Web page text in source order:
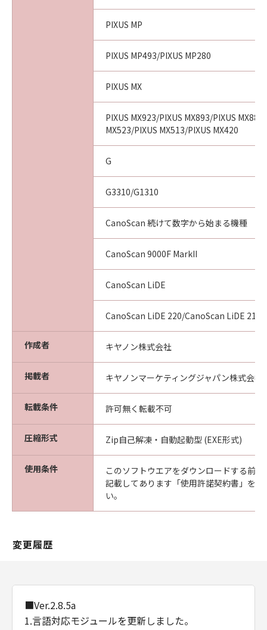
PIXUS MP
PIXUS MP493/PIXUS MP280
PIXUS MX
PIXUS MX923/PIXUS MX893/PIXUS
MX523/PIXUS MX513/PIXUS MX420
G
G3310/G1310
CanoScan 続けて数字から始まる機種
CanoScan 9000F MarkII
CanoScan LiDE
CanoScan LiDE 220/CanoScan LiDE 210
作成者 キヤノン株式会社
掲載者 キヤノンマーケティングジャパン株式会社
転載条件 許可無く転載不可
圧縮形式 Zip自己解凍・自動起動型 (EXE形式)
使用条件
このソフトウエアをダウンロードする前
記載してあります「使用許諾契約書」を
い。
変更履歴
■Ver.2.8.5a
1.言語対応モジュールを更新しました。